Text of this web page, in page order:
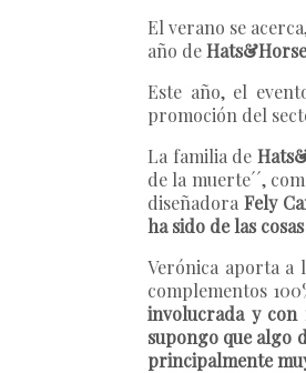
El verano se
año de
Este año, el
promoción del
La familia de
de la muerte´´,
diseñadora Fely
ha sido de las
Verónica aporta a
complementos
involucrada y con
supongo que algo
principalmente